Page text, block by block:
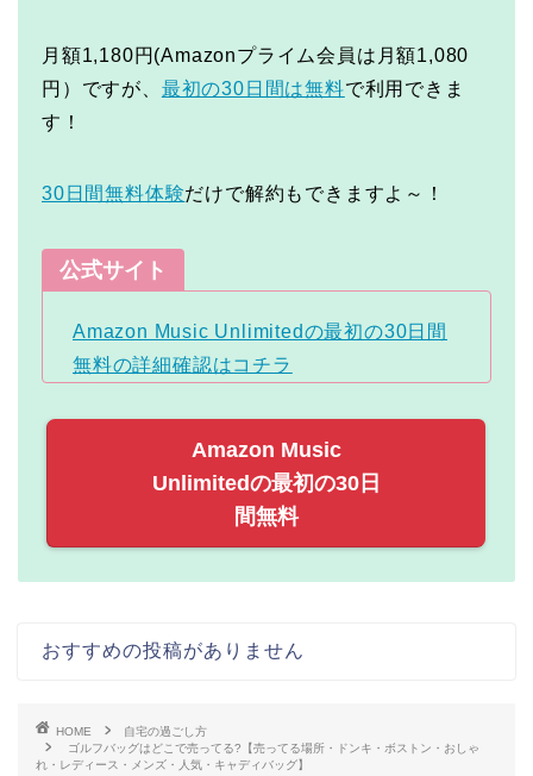
月額1,180円(Amazonプライム会員は月額1,080
円）ですが、 最初の30日間は無料で利用できま
す！
30日間無料体験だけで解約もできますよ～！
公式サイト
Amazon Music Unlimitedの最初の30日間
無料の詳細確認はコチラ
Amazon Music
Unlimitedの最初の30日
間無料
おすすめの投稿がありません
HOME
自宅の過ごし方
ゴルフバッグはどこで売ってる?【売ってる場所・ドンキ・ボストン・おしゃ
れ・レディース・メンズ・人気・キャディバッグ】